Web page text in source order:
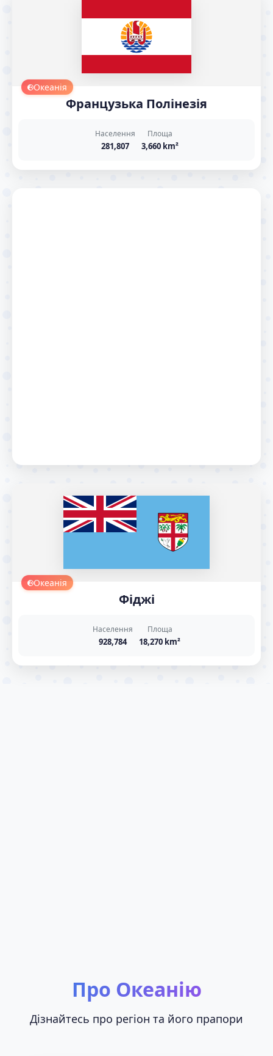
Океанія
Французька Полінезія
Населення
281,807
Площа
3,660 km²
Океанія
Фіджі
Населення
928,784
Площа
18,270 km²
Про Океанію
Дізнайтесь про регіон та його прапори